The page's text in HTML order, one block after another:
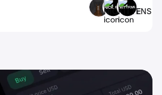
HORSENICK.EXEKITTENS